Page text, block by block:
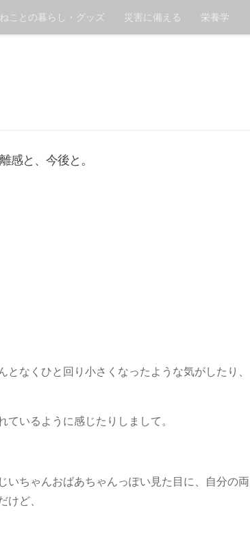
ねことの暮らし・グッズ 災害に備える 栄養学
感と、今後と。
なくひと回り小さくなったような気がしたり、
いるように感じたりしまして。
いちゃんおばあちゃんっぽい見た目に、自分の両
けど、